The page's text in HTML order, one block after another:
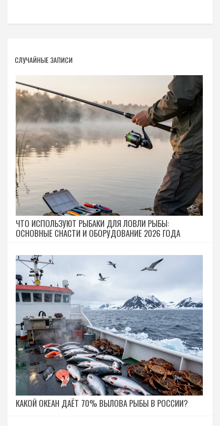
СЛУЧАЙНЫЕ ЗАПИСИ
ЧТО ИСПОЛЬЗУЮТ РЫБАКИ ДЛЯ ЛОВЛИ РЫБЫ:
ОСНОВНЫЕ СНАСТИ И ОБОРУДОВАНИЕ 2026 ГОДА
КАКОЙ ОКЕАН ДАЁТ 70% ВЫЛОВА РЫБЫ В РОССИИ?